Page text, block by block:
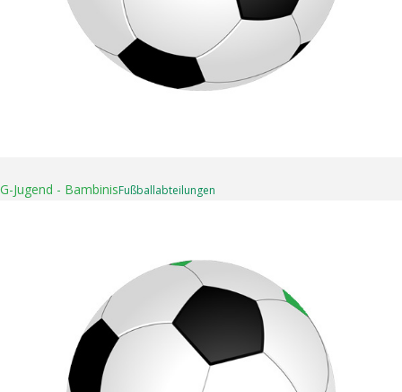
G-Jugend - BambinisFußball­abteilungen